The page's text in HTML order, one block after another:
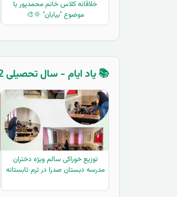
خلاقانه کلاس خانم محمدپور با
موضوع "بیابان" 🌞🎨
📚 یاد ایام - سال تحصیلی 1402-1403 - پیش دبستان
توزیع خوراکی سالم ویژه دختران
مدرسه دبستان صدرا در ترم تابستانه